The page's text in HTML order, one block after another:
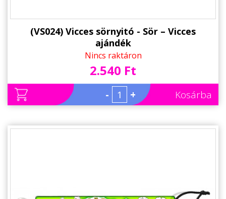
(VS024) Vicces sörnyitó - Sör – Vicces
ajándék
Nincs raktáron
2.540 Ft
- + Kosárba